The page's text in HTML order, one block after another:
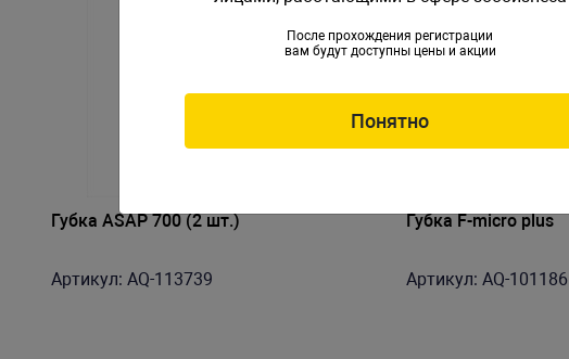
Губка ASAP 700 (2 шт.)
Артикул: AQ-113739
Губка F-micro plus
Артикул: AQ-101186
После прохождения регистрации
вам будут доступны цены и акции
Понятно